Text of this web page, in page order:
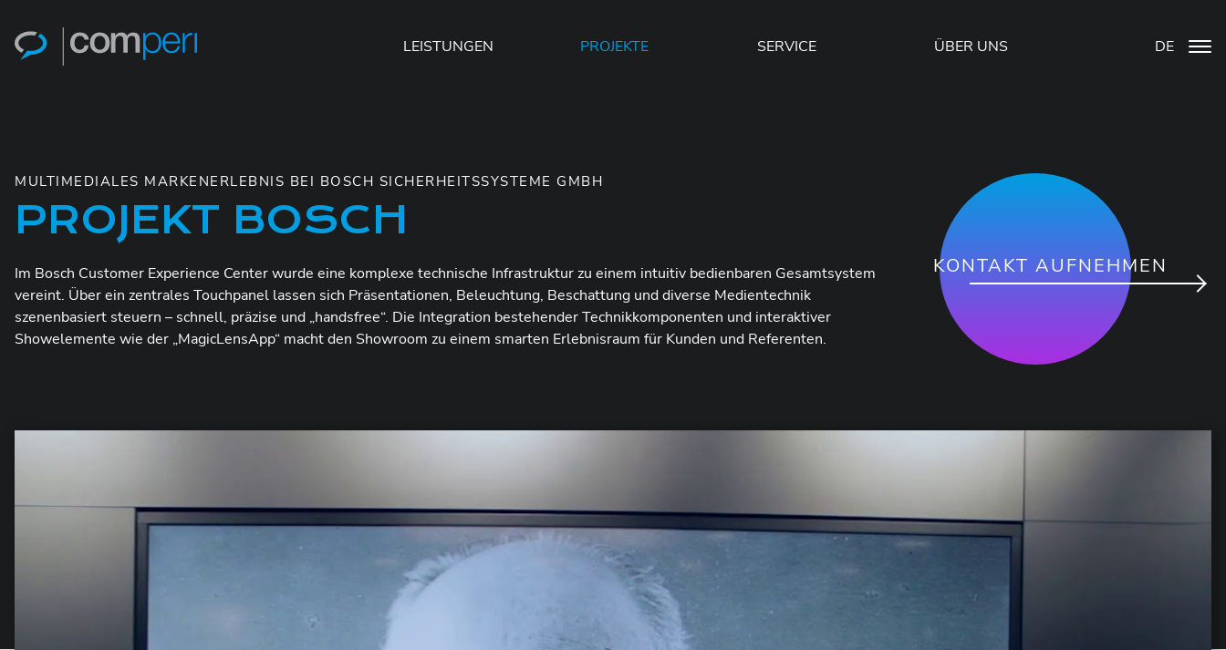
LEISTUNGEN PROJEKTE SERVICE ÜBER UNS DE
MULTIMEDIALES MARKENERLEBNIS BEI BOSCH SICHERHEITSSYSTEME GMBH
PROJEKT BOSCH
Im Bosch Customer Experience Center wurde eine komplexe technische Infrastruktur zu einem intuitiv bedienbaren Gesamtsystem
vereint. Über ein zentrales Touchpanel lassen sich Präsentationen, Beleuchtung, Beschattung und diverse Medientechnik
szenenbasiert steuern – schnell, präzise und „handsfree“. Die Integration bestehender Technikkomponenten und interaktiver
Showelemente wie der „MagicLensApp“ macht den Showroom zu einem smarten Erlebnisraum für Kunden und Referenten.
KONTAKT AUFNEHMEN